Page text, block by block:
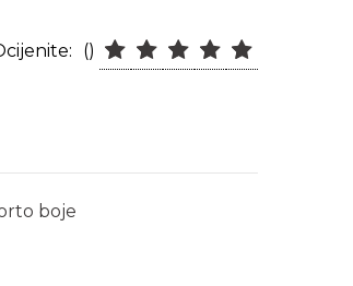
()
boje